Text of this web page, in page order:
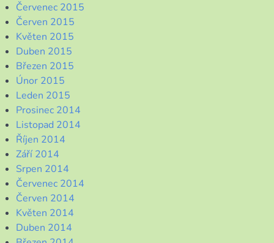
Červenec 2015
Červen 2015
Květen 2015
Duben 2015
Březen 2015
Únor 2015
Leden 2015
Prosinec 2014
Listopad 2014
Říjen 2014
Září 2014
Srpen 2014
Červenec 2014
Červen 2014
Květen 2014
Duben 2014